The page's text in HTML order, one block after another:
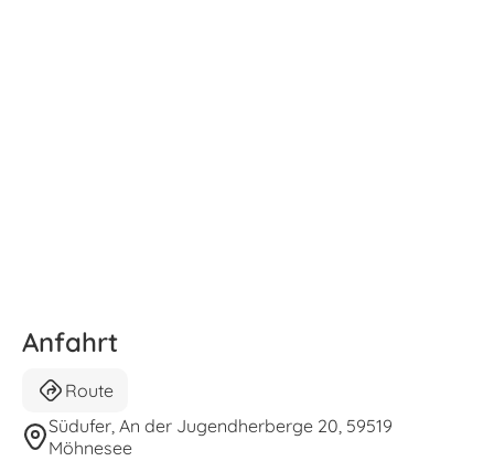
Anfahrt
Route
Südufer, An der Jugendherberge 20, 59519
Möhnesee